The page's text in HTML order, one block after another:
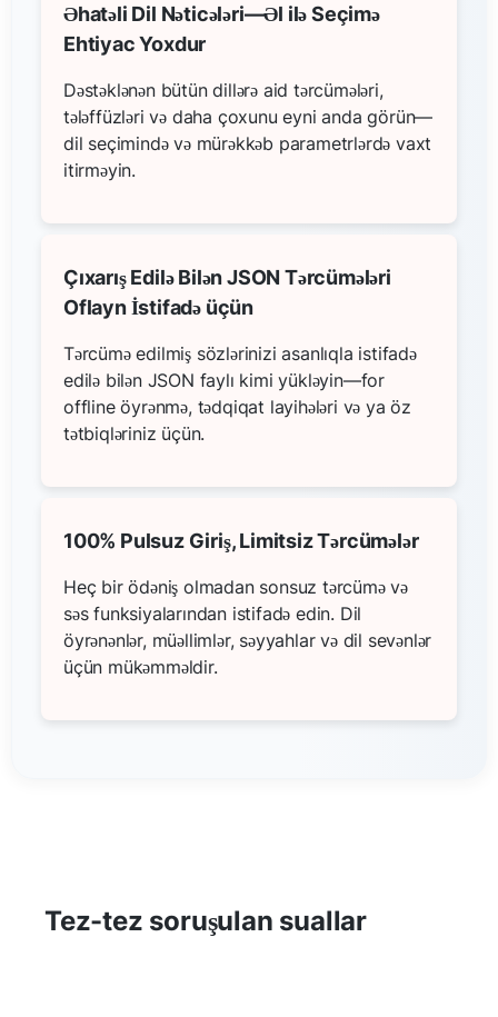
Əhatəli Dil Nəticələri—Əl ilə Seçimə
Ehtiyac Yoxdur
Dəstəklənən bütün dillərə aid tərcümələri,
tələffüzləri və daha çoxunu eyni anda görün—
dil seçimində və mürəkkəb parametrlərdə vaxt
itirməyin.
Çıxarış Edilə Bilən JSON Tərcümələri
Oflayn İstifadə üçün
Tərcümə edilmiş sözlərinizi asanlıqla istifadə
edilə bilən JSON faylı kimi yükləyin—for
offline öyrənmə, tədqiqat layihələri və ya öz
tətbiqləriniz üçün.
100% Pulsuz Giriş, Limitsiz Tərcümələr
Heç bir ödəniş olmadan sonsuz tərcümə və
səs funksiyalarından istifadə edin. Dil
öyrənənlər, müəllimlər, səyyahlar və dil sevənlər
üçün mükəmməldir.
Tez-tez soruşulan suallar